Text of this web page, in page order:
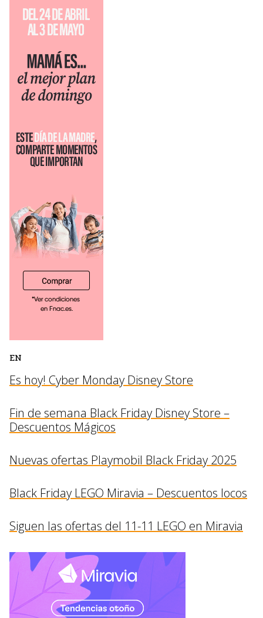
EN
Es hoy! Cyber Monday Disney Store
Fin de semana Black Friday Disney Store –
Descuentos Mágicos
Nuevas ofertas Playmobil Black Friday 2025
Black Friday LEGO Miravia – Descuentos locos
Siguen las ofertas del 11-11 LEGO en Miravia